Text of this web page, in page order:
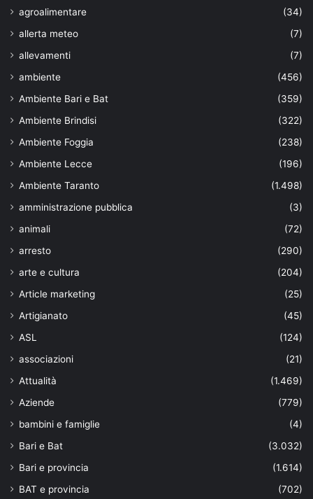
agroalimentare
(34)
allerta meteo
(7)
allevamenti
(7)
ambiente
(456)
Ambiente Bari e Bat
(359)
Ambiente Brindisi
(322)
Ambiente Foggia
(238)
Ambiente Lecce
(196)
Ambiente Taranto
(1.498)
amministrazione pubblica
(3)
animali
(72)
arresto
(290)
arte e cultura
(204)
Article marketing
(25)
Artigianato
(45)
ASL
(124)
associazioni
(21)
Attualità
(1.469)
Aziende
(779)
bambini e famiglie
(4)
Bari e Bat
(3.032)
Bari e provincia
(1.614)
BAT e provincia
(702)